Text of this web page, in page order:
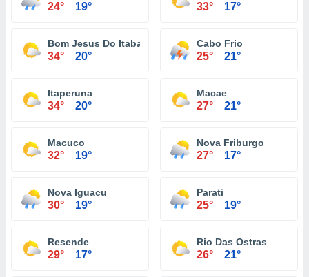
24° 19° 33° 17°
Bom Jesus Do Itabapoana
34° 20°
Cabo Frio
25° 21°
Itaperuna
34° 20°
Macae
27° 21°
Macuco
32° 19°
Nova Friburgo
27° 17°
Nova Iguacu
30° 19°
Parati
25° 19°
Resende
29° 17°
Rio Das Ostras
26° 21°